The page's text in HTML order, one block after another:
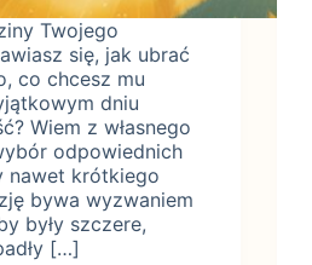
Twojego
się, jak ubrać
co chcesz mu
dniu
Wiem z własnego
odpowiednich
nawet krótkiego
bywa wyzwaniem
były szczere,
[…]